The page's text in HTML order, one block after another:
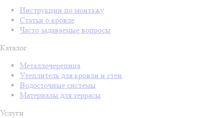
Инструкции по монтажу
Статьи о кровле
Часто задаваемые вопросы
Каталог
Металлочерепица
Утеплитель для кровли и стен
Водосточные системы
Материалы для террасы
Услуги